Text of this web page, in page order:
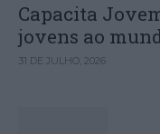
Capacita
jovens ao
31 DE JULHO, 2026